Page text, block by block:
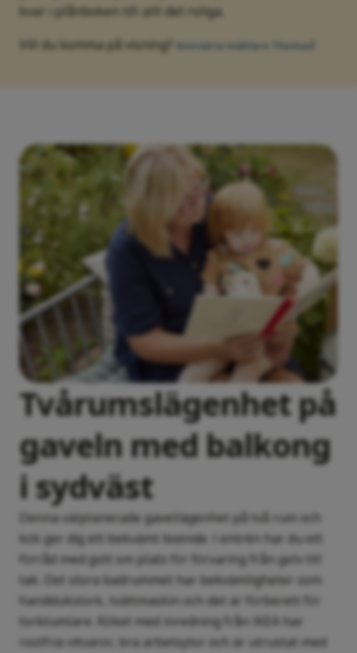
kvar i plånboken till allt det roliga.
Vill du komma på visning?
Kontakta mäklare Thomas
Tvårumslägenhet på
gaveln med balkong
i sydväst
Denna välplanerade gavellägenhet på två rum och
kök ger dig ett bekvämt boende. I entrén har du ett
förråd med gott om plats för förvaring från golv till
tak. Det stora badrummet har bekvämligheter som
handdukstork, tvättmaskin och det är förberett för
torktumlare. Köket med inredning från IKEA har
rostfria vitvaror, bra arbetsytor och är utrustat med